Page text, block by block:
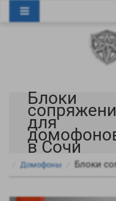
Блоки
для
в Сочи
Домофоны Блоки